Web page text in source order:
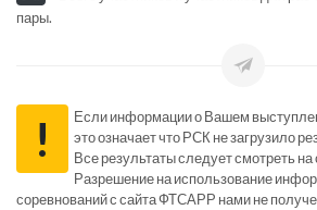
пары.
!
Если информации о Вашем
это означает что РСК не загрузило
Все результаты следует смотреть
Разрешение на использование
соревнований с сайта ФТСАРР нами не